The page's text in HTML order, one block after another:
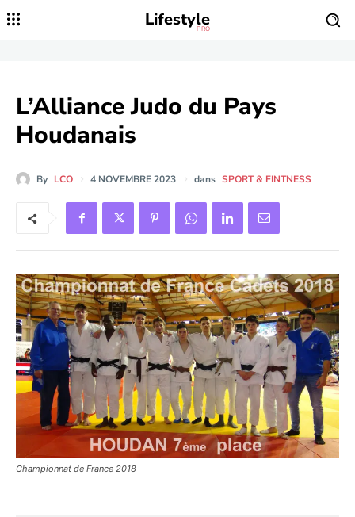
Lifestyle
PRO
L’Alliance Judo du Pays
Houdanais
By LCO 4 NOVEMBRE 2023 dans SPORT & FINTNESS
Championnat de France 2018